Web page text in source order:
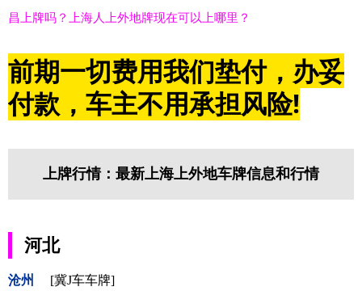
昌上牌吗？上海人上外地牌现在可以上哪里？
前期一切费用我们垫付，办妥
付款，车主不用承担风险!
上牌行情：最新上海上外地车牌信息和行情
河北
沧州 [冀J车车牌]